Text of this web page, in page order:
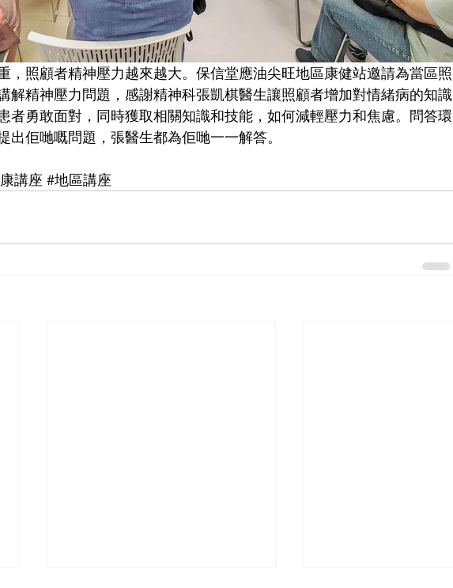
，照顧者精神壓力越來越大。保信堂應油尖旺地區康健站邀請為當區照
解精神壓力問題，感謝精神科張凱棋醫生讓照顧者增加對情緒病的知識
者勇敢面對，同時獲取相關知識和技能，如何減輕壓力和焦慮。問答環
出佢哋嘅問題，張醫生都為佢哋一一解答。
講座 #地區講座